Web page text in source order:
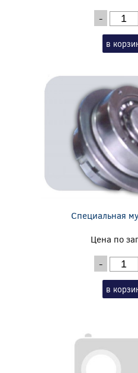
-
в
Специальная
Цена по
-
в